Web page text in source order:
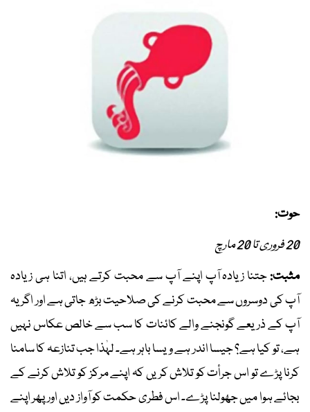
حوت:
20 فروری تا 20 مارچ
مثبت:جتنا زیادہ آپ اپنے آپ سے محبت کرتے ہیں، اتنا ہی زیادہ
آپ کی دوسروں سے محبت کرنے کی صلاحیت بڑھ جاتی ہے اور اگر یہ
آپ کے ذریعے گونجنے والے کائنات کا سب سے خالص عکاس نہیں
ہے، تو کیا ہے؟ جیسا اندر ہے ویسا باہر ہے۔ لہٰذا جب تنازعہ کا سامنا
کرنا پڑے تو اس جرأت کو تلاش کریں کہ اپنے مرکز کو تلاش کرنے کے
بجائے ہوا میں جھولنا پڑے۔ اس فطری حکمت کو آواز دیں اور پھر اپنے